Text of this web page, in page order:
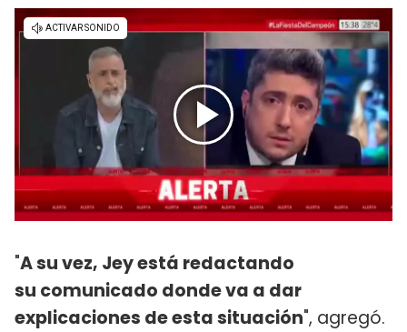
"A su vez, Jey está redactando
su comunicado donde va a dar
explicaciones de esta situación", agregó.